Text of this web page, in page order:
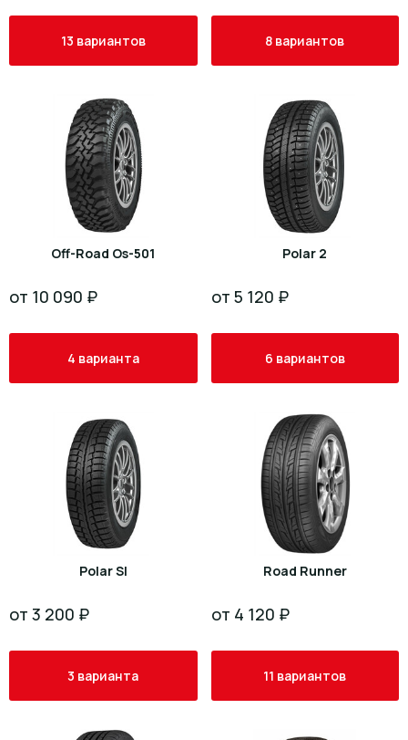
13 вариантов 8 вариантов
Off-Road Os-501
от 10 090 ₽
4 варианта
Polar 2
от 5 120 ₽
6 вариантов
Polar Sl
от 3 200 ₽
3 варианта
Road Runner
от 4 120 ₽
11 вариантов